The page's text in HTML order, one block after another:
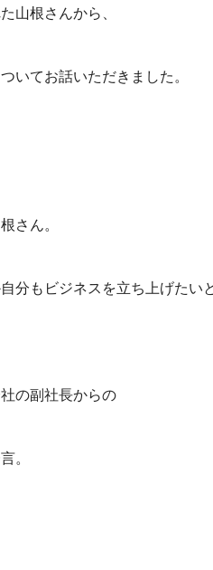
山根さんから、
いてお話いただきました。
さん。
もビジネスを立ち上げたい
の副社長からの
。